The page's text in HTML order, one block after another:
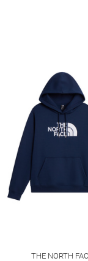
THE NORTH